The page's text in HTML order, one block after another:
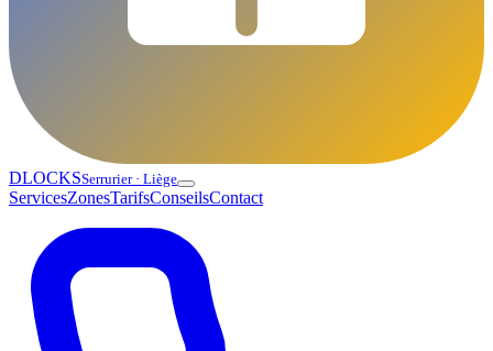
DLOCKSSerrurier · Liège
ServicesZonesTarifsConseilsContact